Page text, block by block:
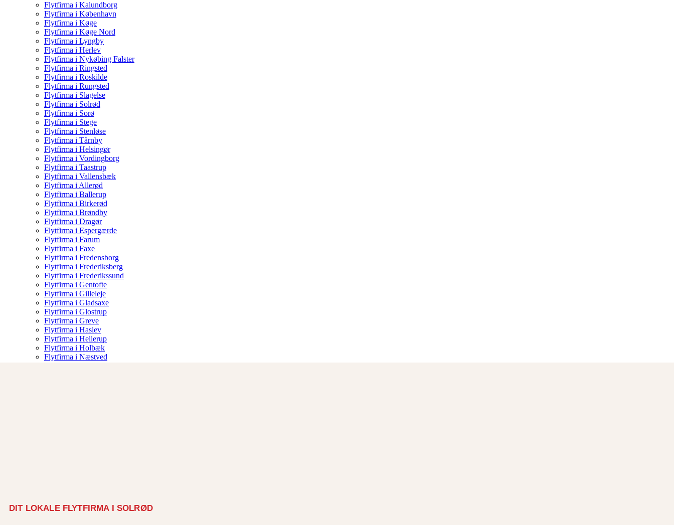
Flytfirma i Kalundborg
Flytfirma i København
Flytfirma i Køge
Flytfirma i Køge Nord
Flytfirma i Lyngby
Flytfirma i Herlev
Flytfirma i Nykøbing Falster
Flytfirma i Ringsted
Flytfirma i Roskilde
Flytfirma i Rungsted
Flytfirma i Slagelse
Flytfirma i Solrød
Flytfirma i Sorø
Flytfirma i Stege
Flytfirma i Stenløse
Flytfirma i Tårnby
Flytfirma i Helsingør
Flytfirma i Vordingborg
Flytfirma i Taastrup
Flytfirma i Vallensbæk
Flytfirma i Allerød
Flytfirma i Ballerup
Flytfirma i Birkerød
Flytfirma i Brøndby
Flytfirma i Dragør
Flytfirma i Espergærde
Flytfirma i Farum
Flytfirma i Faxe
Flytfirma i Fredensborg
Flytfirma i Frederiksberg
Flytfirma i Frederikssund
Flytfirma i Gentofte
Flytfirma i Gilleleje
Flytfirma i Gladsaxe
Flytfirma i Glostrup
Flytfirma i Greve
Flytfirma i Haslev
Flytfirma i Hellerup
Flytfirma i Holbæk
Flytfirma i Næstved
DIT LOKALE FLYTFIRMA I SOLRØD